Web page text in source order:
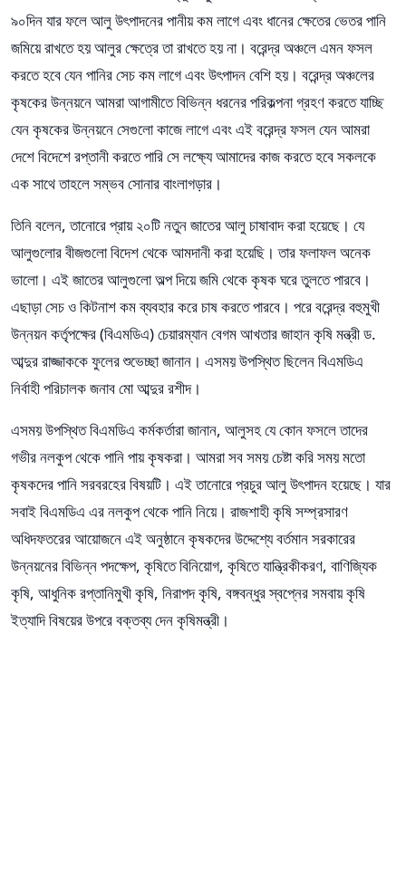
৯০দিন যার ফলে আলু উৎপাদনের পানীয় কম লাগে এবং ধানের ক্ষেতের ভেতর পানি
জমিয়ে রাখতে হয় আলুর ক্ষেত্রে তা রাখতে হয় না। বরেন্দ্র অঞ্চলে এমন ফসল
করতে হবে যেন পানির সেচ কম লাগে এবং উৎপাদন বেশি হয়। বরেন্দ্র অঞ্চলের
কৃষকের উন্নয়নে আমরা আগামীতে বিভিন্ন ধরনের পরিকল্পনা গ্রহণ করতে যাচ্ছি
যেন কৃষকের উন্নয়নে সেগুলো কাজে লাগে এবং এই বরেন্দ্র ফসল যেন আমরা
দেশে বিদেশে রপ্তানী করতে পারি সে লক্ষ্যে আমাদের কাজ করতে হবে সকলকে
এক সাথে তাহলে সম্ভব সোনার বাংলাগড়ার।
তিনি বলেন, তানোরে প্রায় ২০টি নতুন জাতের আলু চাষাবাদ করা হয়েছে। যে
আলুগুলোর বীজগুলো বিদেশ থেকে আমদানী করা হয়েছি। তার ফলাফল অনেক
ভালো। এই জাতের আলুগুলো অল্প দিয়ে জমি থেকে কৃষক ঘরে তুলতে পারবে।
এছাড়া সেচ ও কিটনাশ কম ব্যবহার করে চাষ করতে পারবে। পরে বরেন্দ্র বহুমুখী
উন্নয়ন কর্তৃপক্ষের (বিএমডিএ) চেয়ারম্যান বেগম আখতার জাহান কৃষি মন্ত্রী ড.
আব্দুর রাজ্জাককে ফুলের শুভেচ্ছা জানান। এসময় উপস্থিত ছিলেন বিএমডিএ
নির্বাহী পরিচালক জনাব মো আব্দুর রশীদ।
এসময় উপস্থিত বিএমডিএ কর্মকর্তারা জানান, আলুসহ যে কোন ফসলে তাদের
গভীর নলকুপ থেকে পানি পায় কৃষকরা। আমরা সব সময় চেষ্টা করি সময় মতো
কৃষকদের পানি সরবরহের বিষয়টি। এই তানোরে প্রচুর আলু উৎপাদন হয়েছে। যার
সবাই বিএমডিএ এর নলকুপ থেকে পানি নিয়ে। রাজশাহী কৃষি সম্প্রসারণ
অধিদফতরের আয়োজনে এই অনুষ্ঠানে কৃষকদের উদ্দেশ্যে বর্তমান সরকারের
উন্নয়নের বিভিন্ন পদক্ষেপ, কৃষিতে বিনিয়োগ, কৃষিতে যান্ত্রিকীকরণ, বাণিজ্যিক
কৃষি, আধুনিক রপ্তানিমুখী কৃষি, নিরাপদ কৃষি, বঙ্গবন্ধুর স্বপ্নের সমবায় কৃষি
ইত্যাদি বিষয়ের উপরে বক্তব্য দেন কৃষিমন্ত্রী।